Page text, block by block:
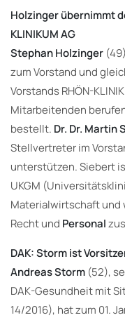
Holzinger übernimmt
KLINIKUM AG
Stephan Holzinger
zum Vorstand und
Vorstands RHÖN-
Mitarbeitenden
bestellt. Dr. Dr. Martin
Stellvertreter im
unterstützen. Siebert
UKGM
Materialwirtschaft und
Recht und Personal
DAK: Storm ist
Andreas Storm (52),
DAK-Gesundheit mit
14/2016), hat zum 01.